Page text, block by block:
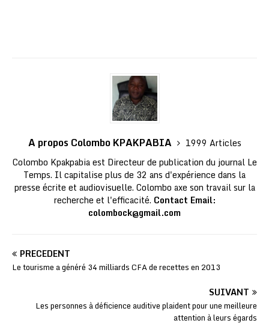
A propos Colombo KPAKPABIA
1999 Articles
Colombo Kpakpabia est Directeur de publication du journal Le
Temps. Il capitalise plus de 32 ans d'expérience dans la
presse écrite et audiovisuelle. Colombo axe son travail sur la
recherche et l'efficacité. Contact Email:
colombock@gmail.com
PRÉCÉDENT
Le tourisme a généré 34 milliards CFA de recettes en 2013
SUIVANT
Les personnes à déficience auditive plaident pour une meilleure
attention à leurs égards